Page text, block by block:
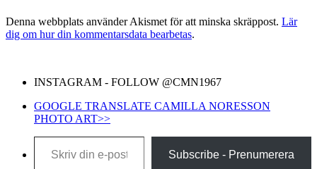
Denna webbplats använder Akismet för att minska skräppost. Lär
dig om hur din kommentarsdata bearbetas.
INSTAGRAM - FOLLOW @CMN1967
GOOGLE TRANSLATE CAMILLA NORESSON
PHOTO ART>>
Skriv din e-post …
Subscribe - Prenumerera